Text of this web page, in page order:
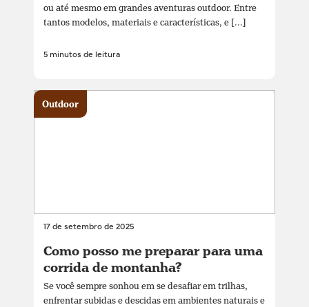
ou até mesmo em grandes aventuras outdoor. Entre
tantos modelos, materiais e características, e [...]
5 minutos de leitura
17 de setembro de 2025
Como posso me preparar para uma
corrida de montanha?
Se você sempre sonhou em se desafiar em trilhas,
enfrentar subidas e descidas em ambientes naturais e
Outdoor